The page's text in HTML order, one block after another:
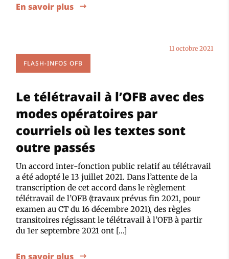
En savoir plus
FLASH-INFOS OFB
11 octobre 2021
Le télétravail à l’OFB avec des
modes opératoires par
courriels où les textes sont
outre passés
Un accord inter-fonction public relatif au télétravail
a été adopté le 13 juillet 2021. Dans l’attente de la
transcription de cet accord dans le règlement
télétravail de l’OFB (travaux prévus fin 2021, pour
examen au CT du 16 décembre 2021), des règles
transitoires régissant le télétravail à l’OFB à partir
du 1er septembre 2021 ont […]
En savoir plus